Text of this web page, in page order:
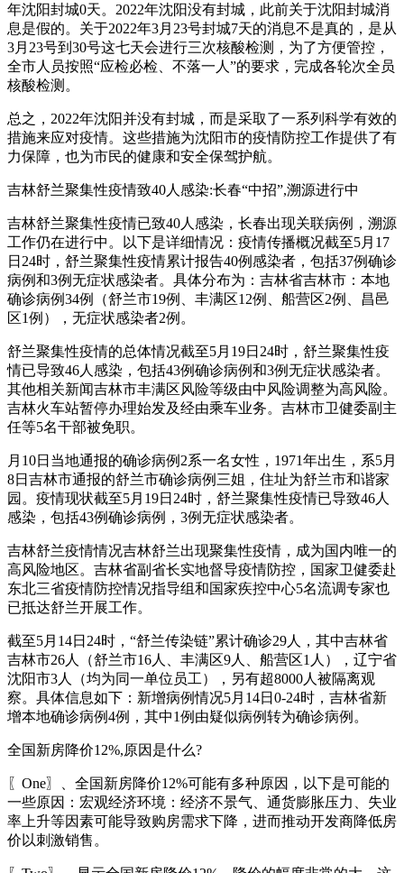
年沈阳封城0天。2022年沈阳没有封城，此前关于沈阳封城消
息是假的。关于2022年3月23号封城7天的消息不是真的，是从
3月23号到30号这七天会进行三次核酸检测，为了方便管控，
全市人员按照“应检必检、不落一人”的要求，完成各轮次全员
核酸检测。
总之，2022年沈阳并没有封城，而是采取了一系列科学有效的
措施来应对疫情。这些措施为沈阳市的疫情防控工作提供了有
力保障，也为市民的健康和安全保驾护航。
吉林舒兰聚集性疫情致40人感染:长春“中招”,溯源进行中
吉林舒兰聚集性疫情已致40人感染，长春出现关联病例，溯源
工作仍在进行中。以下是详细情况：疫情传播概况截至5月17
日24时，舒兰聚集性疫情累计报告40例感染者，包括37例确诊
病例和3例无症状感染者。具体分布为：吉林省吉林市：本地
确诊病例34例（舒兰市19例、丰满区12例、船营区2例、昌邑
区1例），无症状感染者2例。
舒兰聚集性疫情的总体情况截至5月19日24时，舒兰聚集性疫
情已导致46人感染，包括43例确诊病例和3例无症状感染者。
其他相关新闻吉林市丰满区风险等级由中风险调整为高风险。
吉林火车站暂停办理始发及经由乘车业务。吉林市卫健委副主
任等5名干部被免职。
月10日当地通报的确诊病例2系一名女性，1971年出生，系5月
8日吉林市通报的舒兰市确诊病例三姐，住址为舒兰市和谐家
园。疫情现状截至5月19日24时，舒兰聚集性疫情已导致46人
感染，包括43例确诊病例，3例无症状感染者。
吉林舒兰疫情情况吉林舒兰出现聚集性疫情，成为国内唯一的
高风险地区。吉林省副省长实地督导疫情防控，国家卫健委赴
东北三省疫情防控情况指导组和国家疾控中心5名流调专家也
已抵达舒兰开展工作。
截至5月14日24时，“舒兰传染链”累计确诊29人，其中吉林省
吉林市26人（舒兰市16人、丰满区9人、船营区1人），辽宁省
沈阳市3人（均为同一单位员工），另有超8000人被隔离观
察。具体信息如下：新增病例情况5月14日0-24时，吉林省新
增本地确诊病例4例，其中1例由疑似病例转为确诊病例。
全国新房降价12%,原因是什么?
〖One〗、全国新房降价12%可能有多种原因，以下是可能的
一些原因：宏观经济环境：经济不景气、通货膨胀压力、失业
率上升等因素可能导致购房需求下降，进而推动开发商降低房
价以刺激销售。